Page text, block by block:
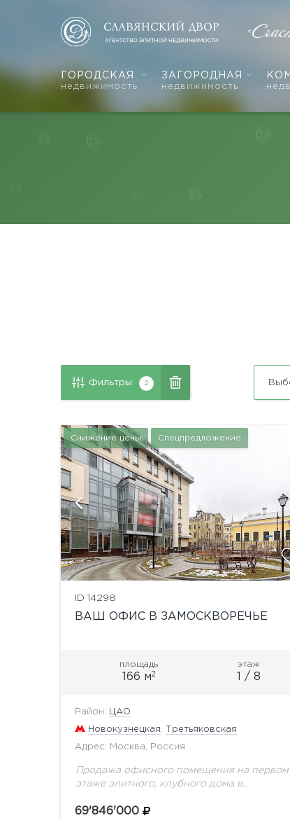
ГОРОДСКАЯ
недвижимость
ЗАГОРОДНАЯ
недвижимость
Фильтры 2
Снижение цены Спецпредложение
ID 14298
ВАШ ОФИС В ЗАМОСКВОРЕЧЬЕ
площадь
166 м2
этаж
1 / 8
Район: ЦАО
Новокузнецкая Третьяковская
Адрес: Москва, Россия
Продажа офисного помещения на первом
этаже элитного, клубного дома в
помещения 166,3 кв.м., открытая
69'846'000
показать ещё 3 фотографии